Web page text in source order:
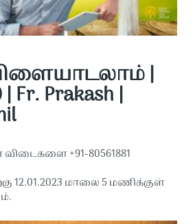
|
| Fr. Prakash |
+91-80561881
12.01.2023 மாலை 5 மணிக்குள்